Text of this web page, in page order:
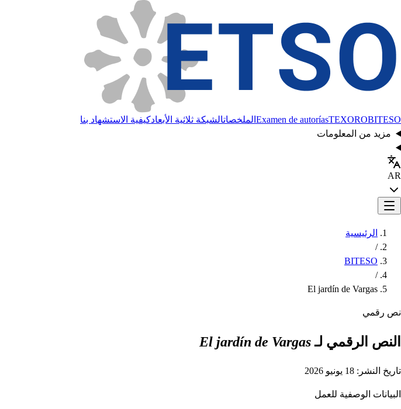
Examen de autoríasTEXOROBITESO الملخصاتالشبكة ثلاثية الأبعادكيفية الاستشهاد بنا
مزيد من المعلومات
AR
الرئيسية
/
BITESO
/
El jardín de Vargas
نص رقمي
النص الرقمي لـEl jardín de Vargas
تاريخ النشر: 18 يونيو 2026
البيانات الوصفية للعمل